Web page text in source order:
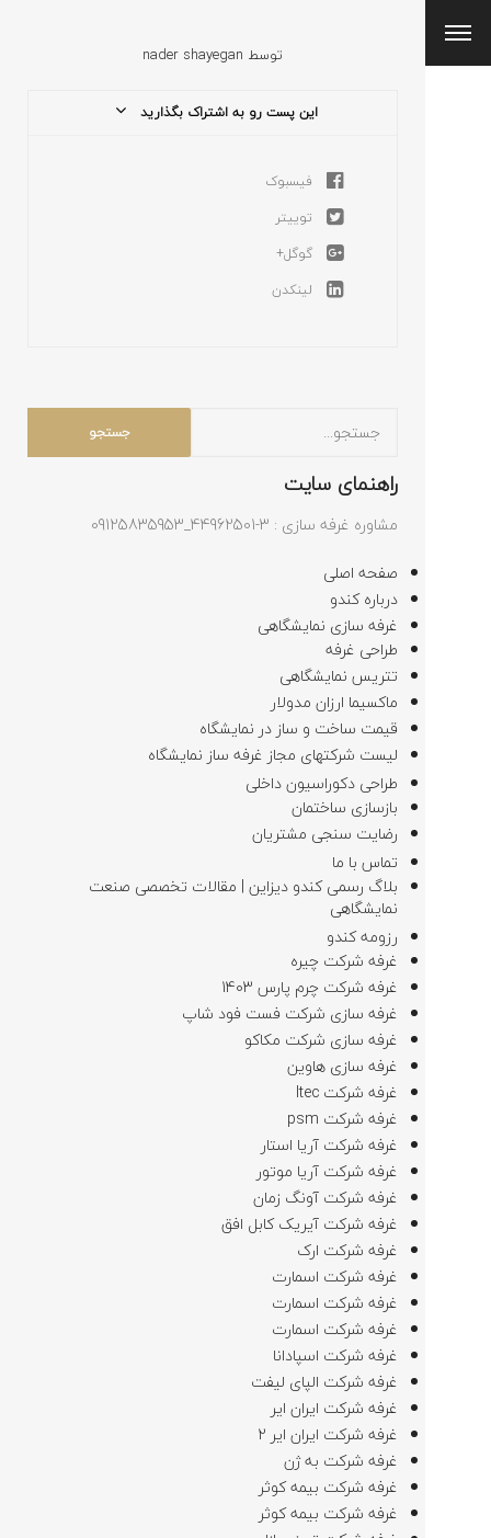
توسط nader shayegan
این پست رو به اشتراک بگذارید
فیسبوک
توییتر
گوگل+
لینکدن
راهنمای سایت
مشاوره غرفه سازی : 3-44962501_09125835953
صفحه اصلی
درباره کندو
غرفه سازی نمایشگاهی
طراحی غرفه
تتریس نمایشگاهی
ماکسیما ارزان مدولار
قیمت ساخت و ساز در نمایشگاه
لیست شرکتهای مجاز غرفه ساز نمایشگاه
طراحی دکوراسیون داخلی
بازسازی ساختمان
رضایت سنجی مشتریان
تماس با ما
بلاگ رسمی کندو دیزاین | مقالات تخصصی صنعت
نمایشگاهی
رزومه کندو
غرفه شرکت چیره
غرفه شرکت چرم پارس 1403
غرفه سازی شرکت فست فود شاپ
غرفه سازی شرکت مکاکو
غرفه سازی هاوین
غرفه شرکت Itec
غرفه شرکت psm
غرفه شرکت آریا استار
غرفه شرکت آریا موتور
غرفه شرکت آونگ زمان
غرفه شرکت آیریک کابل افق
غرفه شرکت ارک
غرفه شرکت اسمارت
غرفه شرکت اسمارت
غرفه شرکت اسمارت
غرفه شرکت اسپادانا
غرفه شرکت الپای لیفت
غرفه شرکت ایران ایر
غرفه شرکت ایران ایر 2
غرفه شرکت به ژن
غرفه شرکت بیمه کوثر
غرفه شرکت بیمه کوثر